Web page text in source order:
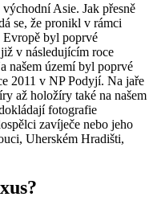
Asie. Jak přesně
se, že pronikl v rámci
byl poprvé
v následujícím roce
našem území byl poprvé
2011 v NP Podyjí. Na jaře
až holožíry také na našem
fotografie
zavíječe nebo jeho
Uherském Hradišti,